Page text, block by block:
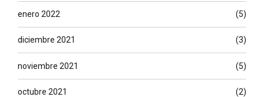
enero 2022 (5)
diciembre 2021 (3)
noviembre 2021 (5)
octubre 2021 (2)